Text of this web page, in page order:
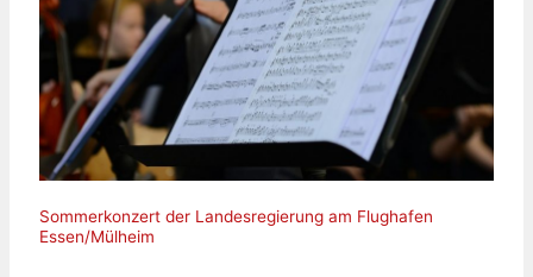
Sommerkonzert der Landesregierung am Flughafen
Essen/Mülheim